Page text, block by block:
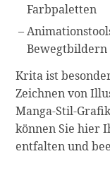
Farbpaletten
Bewegtbildern
Krita ist
Zeichnen von
Manga-Stil-
können Sie hier
entfalten und